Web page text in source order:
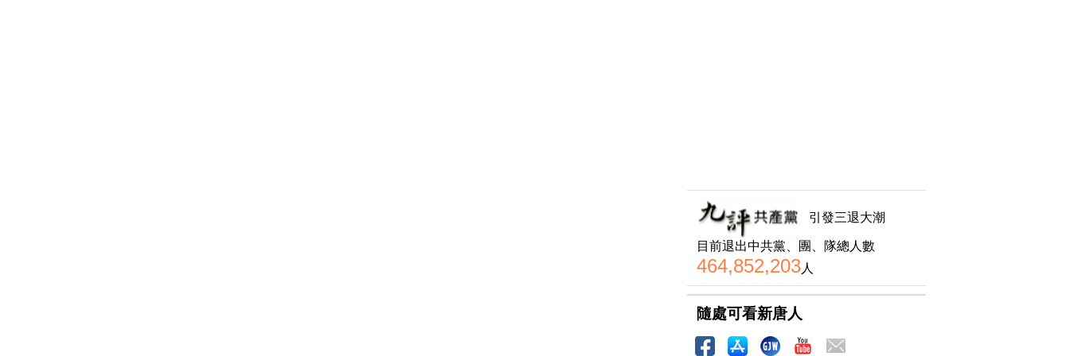
引發三退大潮
目前退出中共黨、團、隊總人數
464,852,203人
隨處可看新唐人